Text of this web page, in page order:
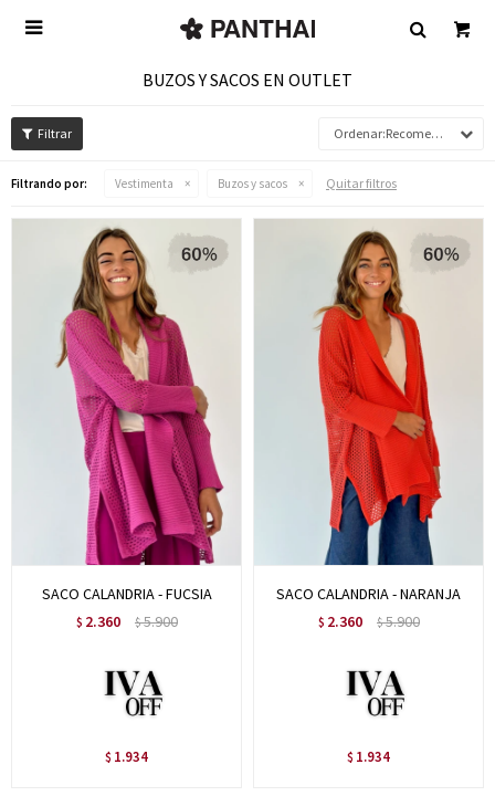

BUZOS Y SACOS EN OUTLET
Recomendados
Filtrando por: Vestimenta Buzos y sacos Quitar filtros
SACO CALANDRIA - FUCSIA
$ 2.360 $5.900
$ 1.934
SACO CALANDRIA - NARANJA
$ 2.360 $5.900
$ 1.934